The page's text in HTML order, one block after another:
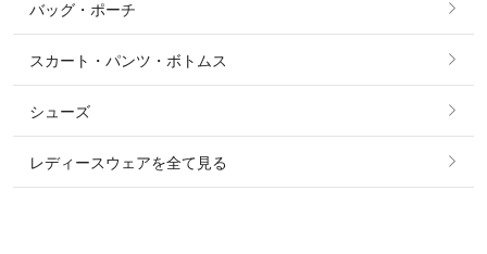
シャツ・ブラウス・ワンピース
ソックス
ベルト
すべてのアクセサリー
リング
ピアス・イヤリング
バッグ・ポーチ
スカート・パンツ・ボトムス
シューズ
レディースウェアを全て見る